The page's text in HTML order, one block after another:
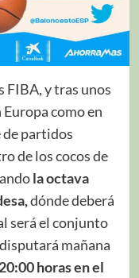
FIBA, y tras unos
como en
de partidos
de los cocos de
la octava
dónde deberá
será el conjunto
mañana
horas en el